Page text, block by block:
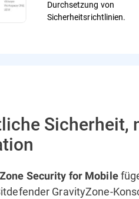
Durchsetzung von
Sicherheitsrichtlinien.
Sicherheit,
Security for Mobile
GravityZone-